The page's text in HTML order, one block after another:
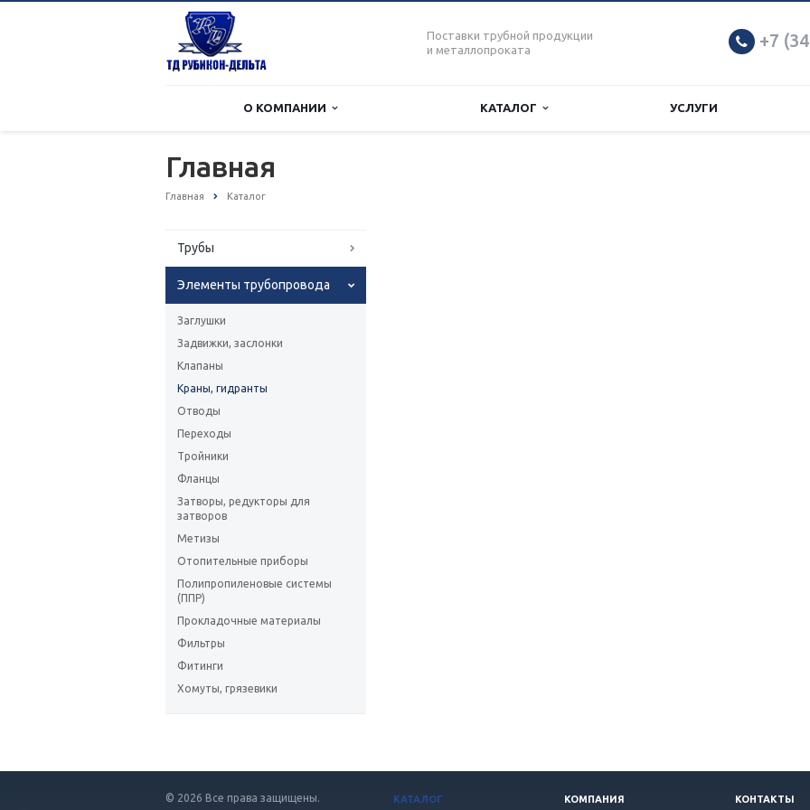
Поставки трубной продукции
и металлопроката
+7
О КОМПАНИИ КАТАЛОГ УСЛУГИ
Главная
Главная Каталог
Трубы
Элементы трубопровода
Заглушки
Задвижки, заслонки
Клапаны
Краны, гидранты
Отводы
Переходы
Тройники
Фланцы
Затворы, редукторы для
затворов
Метизы
Отопительные приборы
Полипропиленовые системы
(ППР)
Прокладочные материалы
Фильтры
Фитинги
Хомуты, грязевики
© 2026 Все права защищены. КАТАЛОГ КОМПАНИЯ КОНТАКТЫ